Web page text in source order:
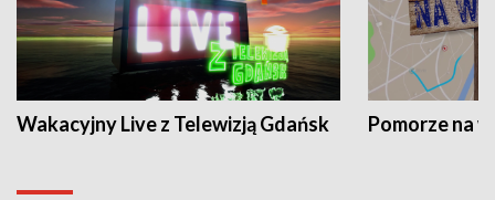
Wakacyjny Live z Telewizją Gdańsk Pomorze na